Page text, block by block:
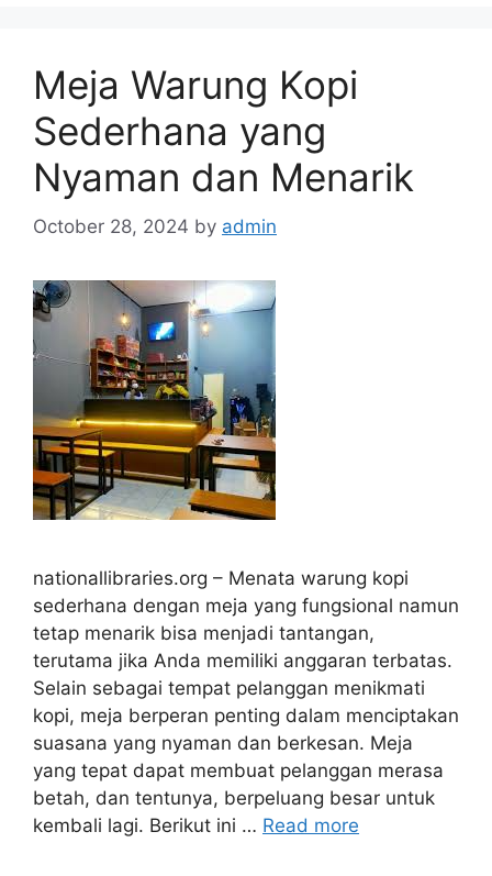
Meja Warung Kopi
Sederhana yang
Nyaman dan Menarik
October 28, 2024 by admin
nationallibraries.org – Menata warung kopi
sederhana dengan meja yang fungsional namun
tetap menarik bisa menjadi tantangan,
terutama jika Anda memiliki anggaran terbatas.
Selain sebagai tempat pelanggan menikmati
kopi, meja berperan penting dalam menciptakan
suasana yang nyaman dan berkesan. Meja
yang tepat dapat membuat pelanggan merasa
betah, dan tentunya, berpeluang besar untuk
kembali lagi. Berikut ini … Read more